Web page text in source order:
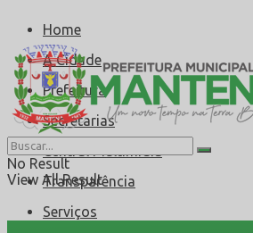
Home
A Cidade
Prefeitura
Secretarias
Central Multimídia
Transparência
Serviços
No Result
View All Result